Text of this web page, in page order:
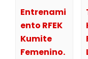
Entrenami
ento RFEK
Kumite
Femenino.